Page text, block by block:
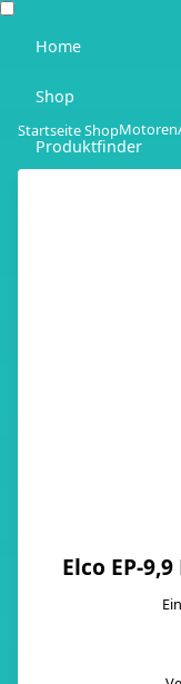
Home
Shop
Produktfinder
Startseite ShopMotoren
Elco EP-